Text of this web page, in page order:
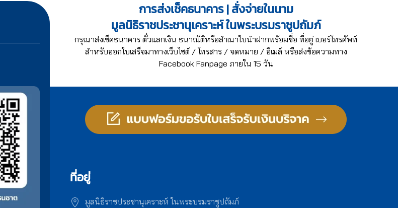
การส่งเช็คธนาคาร | สั่งจ่ายในนาม
มูลนิธิราชประชานุเคราะห์ ในพระบรมราชูปถัมภ์
กรุณาส่งเช็คธนาคาร ตั๋วแลกเงิน ธนาณัติหรือสำเนาใบนำฝากพร้อมชื่อ ที่อยู่ เบอร์โทรศัพท์
สำหรับออกใบเสร็จมาทางเว็บไซต์ / โทรสาร / จดหมาย / อีเมล์ หรือส่งข้อความทาง
Facebook Fanpage ภายใน 15 วัน
ที่อยู่
มูลนิธิราชประชานุเคราะห์ ในพระบรมราชูปถัมภ์